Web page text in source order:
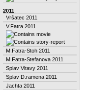
2011:
Vršatec 2011
V.Fatra 2011
M.Fatra-Stoh 2011
M.Fatra-Stefanova 2011
Splav Vltavy 2011
Splav D.ramena 2011
Jachta 2011